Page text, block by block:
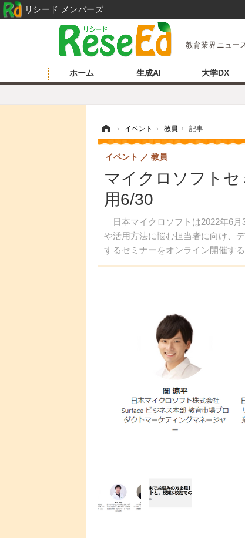
教育業界ニュー
ホーム 生成AI 大学DX
› イベント › 教員 › 記事
マイクロソフトセ
用6/30
日本マイクロソフトは2022年6月
や活用方法に悩む担当者に向け、
するセミナーをオンライン開催する
イベント 教員
リシード メンバーズ